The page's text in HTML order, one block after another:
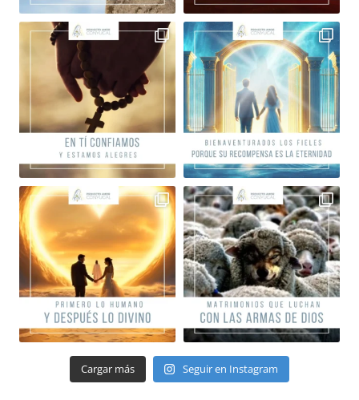
Cargar más Seguir en Instagram